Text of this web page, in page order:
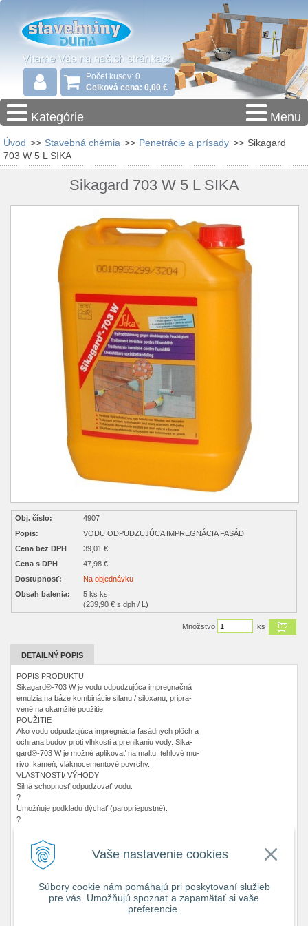
Vaše nastavenie cookies
Súbory cookie nám pomáhajú pri poskytovaní služieb
pre vás. Umožňujú spoznať a zapamätať si vaše
preferencie.
Počet kusov: 0
Celková cena: 0,00 €
Kategórie Menu
Úvod >> Stavebná chémia >> Penetrácie a prísady >> Sikagard
703 W 5 L SIKA
Sikagard 703 W 5 L SIKA
Obj. číslo:
4907
Popis:
VODU ODPUDZUJÚCA IMPREGNÁCIA FASÁD
Cena bez DPH
39,01 €
Cena s DPH
47,98 €
Dostupnosť:
Na objednávku
Obsah balenia:
5 ks ks
(239,90 € s dph / L)
Množstvo ks
DETAILNÝ POPIS
POPIS PRODUKTU
Sikagard®-703 W je vodu odpudzujúca impregnačná
emulzia na báze kombinácie silanu / siloxanu, pripra-
vené na okamžité použitie.
POUŽITIE
Ako vodu odpudzujúca impregnácia fasádnych plôch a
ochrana budov proti vlhkosti a prenikaniu vody. Sika-
gard®-703 W je možné aplikovať na maltu, tehlové mu-
rivo, kameň, vláknocementové povrchy.
VLASTNOSTI/ VÝHODY
Silná schopnosť odpudzovať vodu.
?
Umožňuje podkladu dýchať (paropriepustné).
?
vzhľad povrchu.
Znížením nasiakavosti fasády vodou sa zlepšuje
rias a lišajníkov.
Pretierateľný vhodnými náterovými produktami.